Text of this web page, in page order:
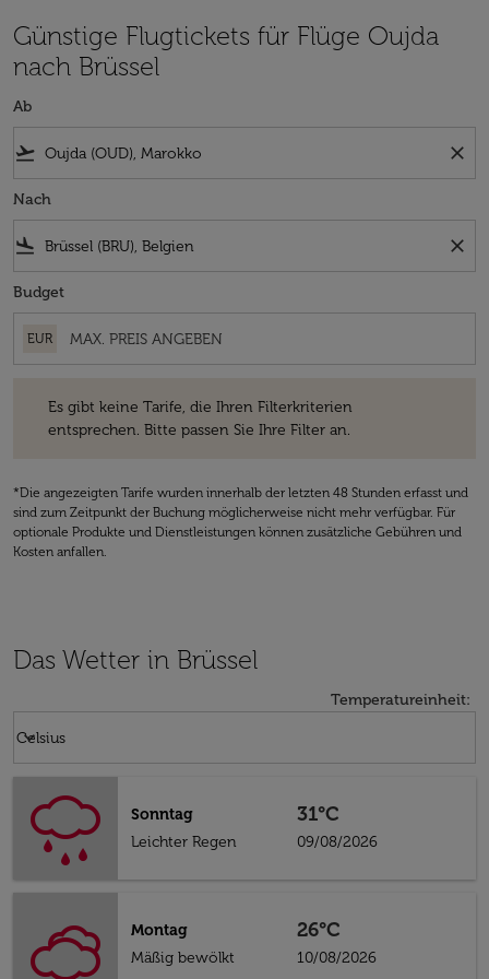
Günstige Flugtickets für Flüge Oujda
nach Brüssel
Ab
flight_takeoff close
Nach
flight_land close
Budget
EUR
Es gibt keine Tarife, die Ihren Filterkriterien
entsprechen. Bitte passen Sie Ihre Filter an.
*Die angezeigten Tarife wurden innerhalb der letzten 48 Stunden erfasst und
sind zum Zeitpunkt der Buchung möglicherweise nicht mehr verfügbar. Für
optionale Produkte und Dienstleistungen können zusätzliche Gebühren und
Kosten anfallen.
Das Wetter in Brüssel
Temperatureinheit:
Celsius
keyboard_arrow_down
Sonntag
Leichter Regen
31°C
09/08/2026
Montag
Mäßig bewölkt
26°C
10/08/2026